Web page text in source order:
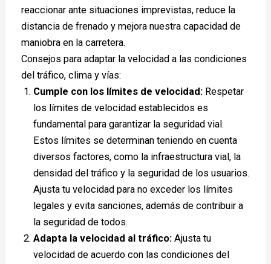
reaccionar ante situaciones imprevistas, reduce la
distancia de frenado y mejora nuestra capacidad de
maniobra en la carretera.
Consejos para adaptar la velocidad a las condiciones
del tráfico, clima y vías:
Cumple con los límites de velocidad: Respetar
los límites de velocidad establecidos es
fundamental para garantizar la seguridad vial.
Estos límites se determinan teniendo en cuenta
diversos factores, como la infraestructura vial, la
densidad del tráfico y la seguridad de los usuarios.
Ajusta tu velocidad para no exceder los límites
legales y evita sanciones, además de contribuir a
la seguridad de todos.
Adapta la velocidad al tráfico: Ajusta tu
velocidad de acuerdo con las condiciones del